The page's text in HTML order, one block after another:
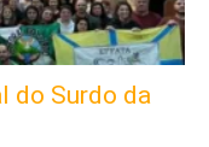
do Surdo da